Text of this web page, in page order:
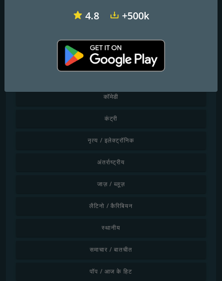
चिलआउट / लाउंज
कॉमेडी
कंट्री
नृत्य / इलेक्ट्रॉनिक
अंतर्राष्ट्रीय
जाज़ / ब्लूज़
लैटिनो / कैरिबियन
स्थानीय
समाचार / बातचीत
पॉप / आज के हिट
4.8 +500k